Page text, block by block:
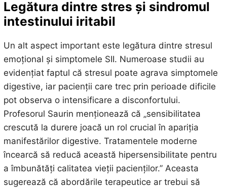
Legătura dintre stres și sindromul
intestinului iritabil
Un alt aspect important este legătura dintre stresul
emoțional și simptomele SII. Numeroase studii au
evidențiat faptul că stresul poate agrava simptomele
digestive, iar pacienții care trec prin perioade dificile
pot observa o intensificare a disconfortului.
Profesorul Saurin menționează că „sensibilitatea
crescută la durere joacă un rol crucial în apariția
manifestărilor digestive. Tratamentele moderne
încearcă să reducă această hipersensibilitate pentru
a îmbunătăți calitatea vieții pacienților.” Aceasta
sugerează că abordările terapeutice ar trebui să